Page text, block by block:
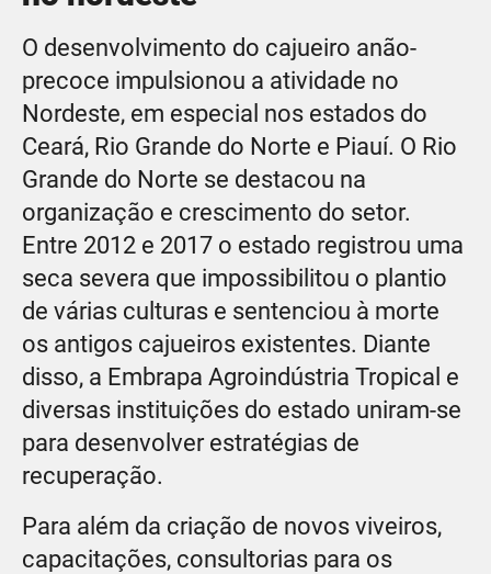
O desenvolvimento do cajueiro anão-
precoce impulsionou a atividade no
Nordeste, em especial nos estados do
Ceará, Rio Grande do Norte e Piauí. O Rio
Grande do Norte se destacou na
organização e crescimento do setor.
Entre 2012 e 2017 o estado registrou uma
seca severa que impossibilitou o plantio
de várias culturas e sentenciou à morte
os antigos cajueiros existentes. Diante
disso, a Embrapa Agroindústria Tropical e
diversas instituições do estado uniram-se
para desenvolver estratégias de
recuperação.
Para além da criação de novos viveiros,
capacitações, consultorias para os